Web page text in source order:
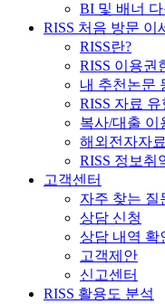
BI 및 배너
RISS 처음 방문 이
RISS란?
RISS 이용권
내 추천논문
RISS 자료
복사/대출 이
해외전자자
RISS 정보취
고객센터
자주 찾는 질
상담 신청
상담 내역 확
고객제안
신고센터
RISS 활용도 분석